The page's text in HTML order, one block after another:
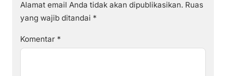
Alamat email Anda tidak akan dipublikasikan. Ruas
yang wajib ditandai *
Komentar *